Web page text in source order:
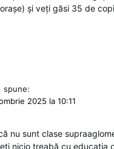
și veți găsi 35 de
spune:
2025 la 10:11
nu sunt clase
nicio treabă cu educația